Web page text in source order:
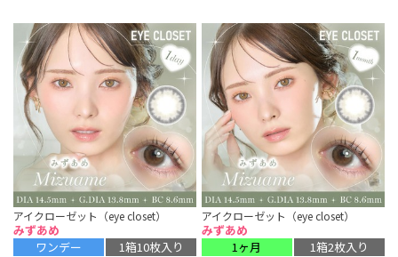
アイクローゼット（eye closet）
みずあめ
ワンデー
1箱10枚入り
アイクローゼット（eye closet）
みずあめ
1ヶ月
1箱2枚入り